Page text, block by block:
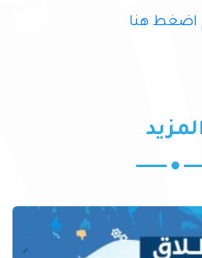
اضغط هنا